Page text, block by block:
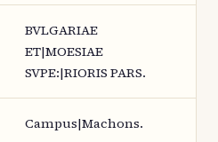
BVLGARIAE
ET|MOESIAE
SVPE:|RIORIS PARS.
Campus|Machons.